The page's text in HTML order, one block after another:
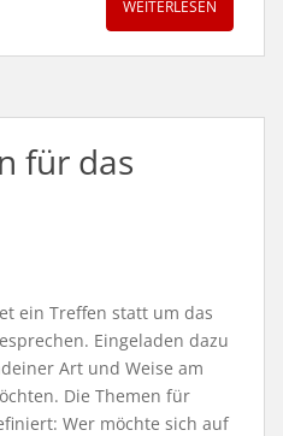
WEITERLESEN
für das
ein Treffen statt um das
Eingeladen dazu
Art und Weise am
Die Themen für
Wer möchte sich auf